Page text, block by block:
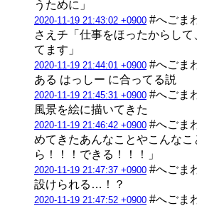
うために」
2020-11-19 21:43:02 +0900 #へごま
さえチ「仕事をほったからし
てます」
2020-11-19 21:44:01 +0900 #へごま
ある はっしー に合ってる説
2020-11-19 21:45:31 +0900 #へごま
風景を絵に描いてきた
2020-11-19 21:46:42 +0900 #へごま
めてきたあんなことやこんなこ
ら！！！できる！！！」
2020-11-19 21:47:37 +0900 #へごま
設けられる…！？
2020-11-19 21:47:52 +0900 #へごま